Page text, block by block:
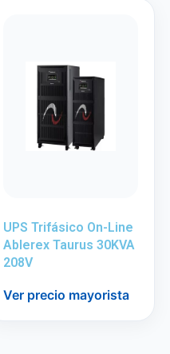
UPS Trifásico On-Line
Ablerex Taurus 30KVA
208V
Ver precio mayorista